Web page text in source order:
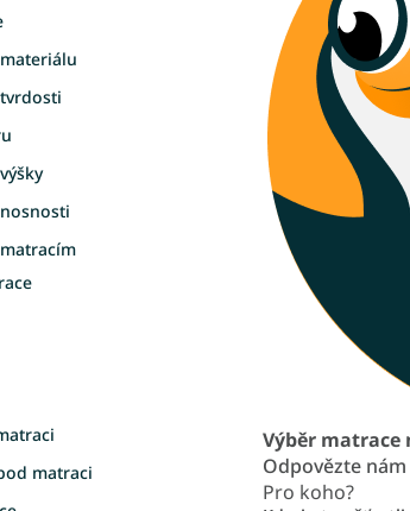
matraci
Výběr matrace
Odpovězte
Pro koho?